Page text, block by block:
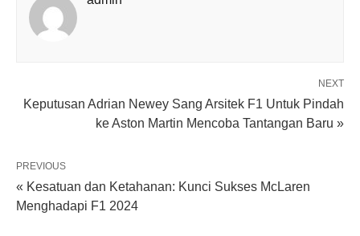
NEXT
Keputusan Adrian Newey Sang Arsitek F1 Untuk Pindah
ke Aston Martin Mencoba Tantangan Baru »
PREVIOUS
« Kesatuan dan Ketahanan: Kunci Sukses McLaren
Menghadapi F1 2024